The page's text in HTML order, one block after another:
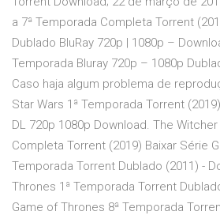
a 7ª Temporada Completa Torrent
Dublado BluRay 720p | 1080p –
Temporada Bluray 720p – 1080p
Caso haja algum problema de
Star Wars 1ª Temporada Torrent
DL 720p 1080p Download. The
Completa Torrent (2019) Baixar Série
Temporada Torrent Dublado (2011) -
Thrones 1ª Temporada Torrent Dublado
Game of Thrones 8ª Temporada